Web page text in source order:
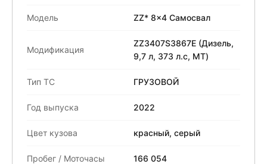
Модель ZZ* 8x4 Самосвал
Модификация
ZZ3407S3867E (Дизель,
9,7 л, 373 л.с, МТ)
Тип ТС ГРУЗОВОЙ
Год выпуска 2022
Цвет кузова красный, серый
Пробег / Моточасы 166 054